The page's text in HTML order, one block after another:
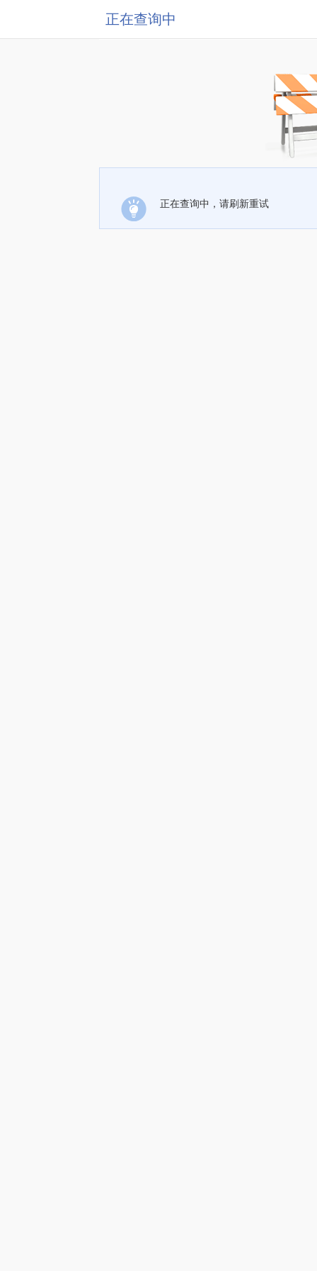
正在查询中
正在查询中，请刷新重试